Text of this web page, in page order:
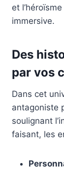
et
immersive.
Des
par vos
Dans cet
antagoniste
soulignant
faisant, les